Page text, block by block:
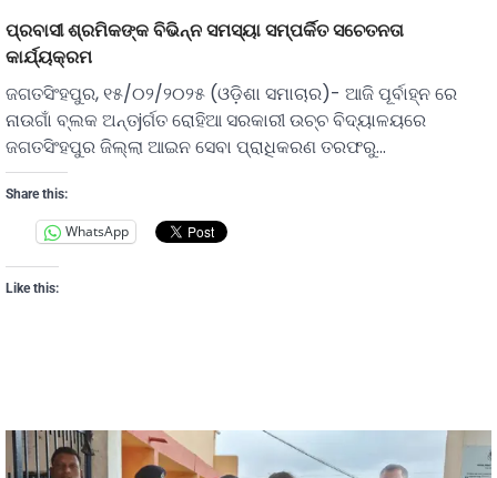
ପ୍ରବାସୀ ଶ୍ରମିକଙ୍କ ବିଭିନ୍ନ ସମସ୍ୟା ସମ୍ପର୍କିତ ସଚେତନତା
କାର୍ଯ୍ୟକ୍ରମ
ଜଗତସିଂହପୁର, ୧୫/୦୨/୨୦୨୫ (ଓଡ଼ିଶା ସମାଚାର)- ଆଜି ପୂର୍ବାହ୍ନ ରେ
ନାଉଗାଁ ବ୍ଲକ ଅନ୍ତjର୍ଗତ ରୋହିଆ ସରକାରୀ ଉଚ୍ଚ ବିଦ୍ୟାଳୟରେ
ଜଗତସିଂହପୁର ଜିଲ୍ଲା ଆଇନ ସେବା ପ୍ରାଧିକରଣ ତରଫରୁ…
Share this:
WhatsApp
Like this: